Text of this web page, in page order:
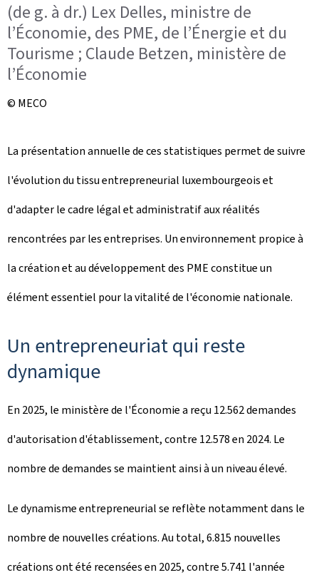
(de g. à dr.) Lex Delles, ministre de
l’Économie, des PME, de l’Énergie et du
Tourisme ; Claude Betzen, ministère de
l’Économie
© MECO
La présentation annuelle de ces statistiques permet de suivre
l'évolution du tissu entrepreneurial luxembourgeois et
d'adapter le cadre légal et administratif aux réalités
rencontrées par les entreprises. Un environnement propice à
la création et au développement des PME constitue un
élément essentiel pour la vitalité de l'économie nationale.
Un entrepreneuriat qui reste
dynamique
En 2025, le ministère de l'Économie a reçu 12.562 demandes
d'autorisation d'établissement, contre 12.578 en 2024. Le
nombre de demandes se maintient ainsi à un niveau élevé.
Le dynamisme entrepreneurial se reflète notamment dans le
nombre de nouvelles créations. Au total, 6.815 nouvelles
créations ont été recensées en 2025, contre 5.741 l'année